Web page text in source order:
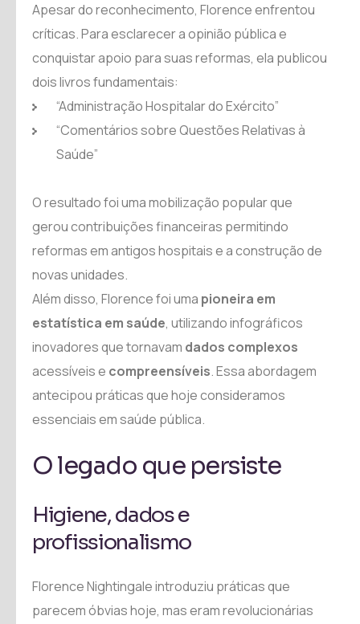
Apesar do reconhecimento, Florence enfrentou
críticas. Para esclarecer a opinião pública e
conquistar apoio para suas reformas, ela publicou
dois livros fundamentais:
“Administração Hospitalar do Exército”
“Comentários sobre Questões Relativas à
Saúde”
O resultado foi uma mobilização popular que
gerou contribuições financeiras permitindo
reformas em antigos hospitais e a construção de
novas unidades.
Além disso, Florence foi uma pioneira em
estatística em saúde, utilizando infográficos
inovadores que tornavam dados complexos
acessíveis e compreensíveis. Essa abordagem
antecipou práticas que hoje consideramos
essenciais em saúde pública.
O legado que persiste
Higiene, dados e
profissionalismo
Florence Nightingale introduziu práticas que
parecem óbvias hoje, mas eram revolucionárias